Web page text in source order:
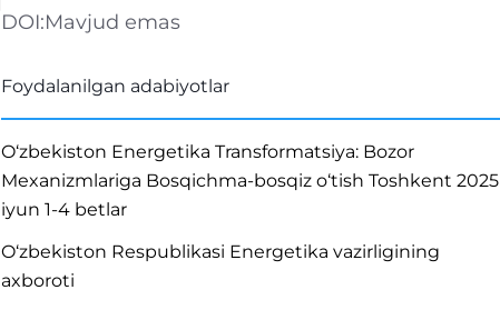
DOI:Mavjud emas
Foydalanilgan adabiyotlar
O‘zbekiston Energetika Transformatsiya: Bozor
Mexanizmlariga Bosqichma-bosqiz o‘tish Toshkent 2025
iyun 1-4 betlar
O‘zbekiston Respublikasi Energetika vazirligining
axboroti